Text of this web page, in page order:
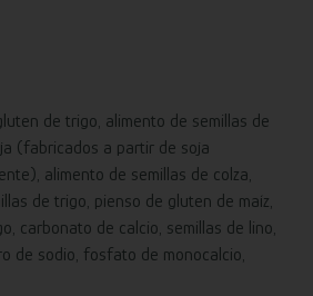
de trigo, alimento de semillas de
(fabricados a partir de soja
alimento de semillas de colza,
de trigo, pienso de gluten de maíz,
carbonato de calcio, semillas de lino,
de sodio, fosfato de monocalcio,